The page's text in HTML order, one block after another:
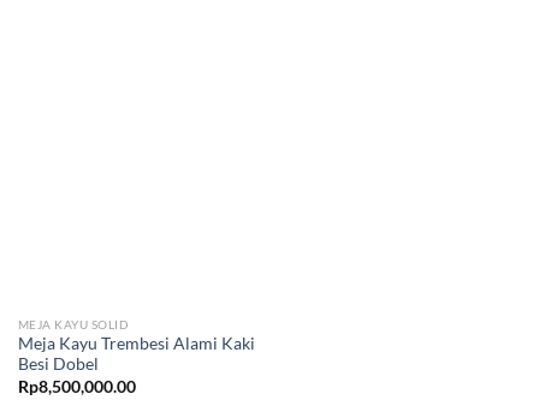
MEJA KAYU SOLID
Meja Kayu Trembesi Alami Kaki
Besi Dobel
Rp8,500,000.00